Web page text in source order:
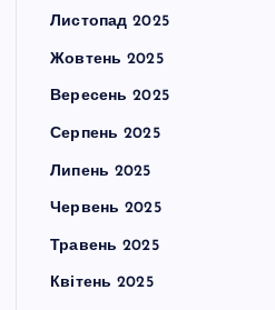
Листопад 2025
Жовтень 2025
Вересень 2025
Серпень 2025
Липень 2025
Червень 2025
Травень 2025
Квітень 2025